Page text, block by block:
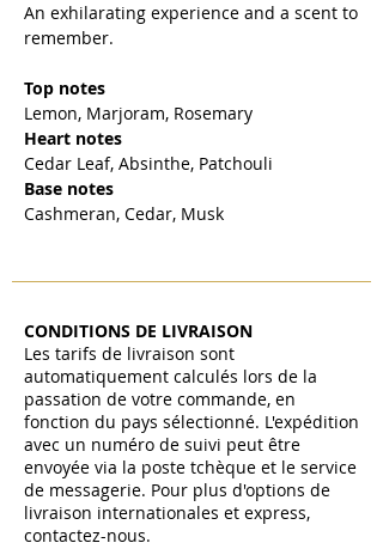
An exhilarating experience and a scent to
remember.
Top notes
Lemon, Marjoram, Rosemary
Heart notes
Cedar Leaf, Absinthe, Patchouli
Base notes
Cashmeran, Cedar, Musk
CONDITIONS DE LIVRAISON
Les tarifs de livraison sont
automatiquement calculés lors de la
passation de votre commande, en
fonction du pays sélectionné. L'expédition
avec un numéro de suivi peut être
envoyée via la poste tchèque et le service
de messagerie. Pour plus d'options de
livraison internationales et express,
contactez-nous.